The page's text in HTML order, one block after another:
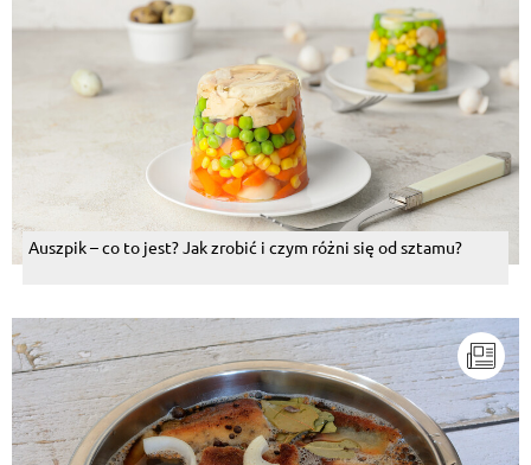
Auszpik – co to jest? Jak zrobić i czym różni się od sztamu?